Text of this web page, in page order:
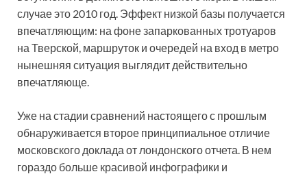
случае это 2010 год. Эффект низкой базы получается
впечатляющим: на фоне запаркованных тротуаров
на Тверской, маршруток и очередей на вход в метро
нынешняя ситуация выглядит действительно
впечатляюще.
Уже на стадии сравнений настоящего с прошлым
обнаруживается второе принципиальное отличие
московского доклада от лондонского отчета. В нем
гораздо больше красивой инфографики и